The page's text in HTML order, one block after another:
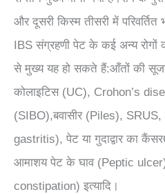
और दूसरी किस्म तीसरी में परिवर्तित
IBS संग्रहणी पेट के कई अन्य रोगों
से मुख्य यह हो सकते हैं:आँतों की
कोलाइटिस (UC), Crohon’s
(SIBO),बवासीर (Piles),
gastritis), पेट या गुदाद्वार का
आमाशय पेट के घाव (Peptic
constipation) इत्यादि।